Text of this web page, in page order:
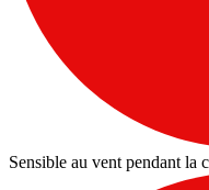
Sensible au vent pendant la